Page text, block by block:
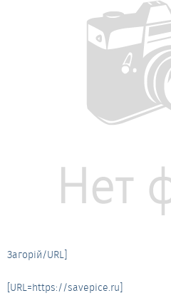
Загорій/URL]
[URL=https://savepice.ru]